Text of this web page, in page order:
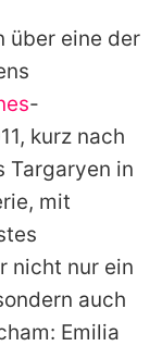
über eine der
-
kurz nach
Targaryen in
mit
nicht nur ein
auch
Emilia